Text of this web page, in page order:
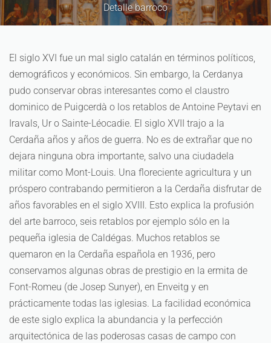
Detalle del arte
El siglo XVI fue un mal siglo catalán en términos políticos,
demográficos y económicos. Sin embargo, la Cerdanya
pudo conservar obras interesantes como el claustro
dominico de Puigcerdà o los retablos de Antoine Peytavi en
Iravals, Ur o Sainte-Léocadie. El siglo XVII trajo a la
Cerdaña años y años de guerra. No es de extrañar que no
dejara ninguna obra importante, salvo una ciudadela
militar como Mont-Louis. Una floreciente agricultura y un
próspero contrabando permitieron a la Cerdaña disfrutar de
años favorables en el siglo XVIII. Esto explica la profusión
del arte barroco, seis retablos por ejemplo sólo en la
pequeña iglesia de Caldégas. Muchos retablos se
quemaron en la Cerdaña española en 1936, pero
conservamos algunas obras de prestigio en la ermita de
Font-Romeu (de Josep Sunyer), en Enveitg y en
prácticamente todas las iglesias. La facilidad económica
de este siglo explica la abundancia y la perfección
arquitectónica de las poderosas casas de campo con